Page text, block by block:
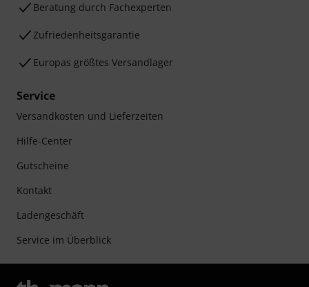
Beratung durch Fachexperten
Zufriedenheitsgarantie
Europas größtes Versandlager
Service
Versandkosten und Lieferzeiten
Hilfe-Center
Gutscheine
Kontakt
Ladengeschäft
Service im Überblick